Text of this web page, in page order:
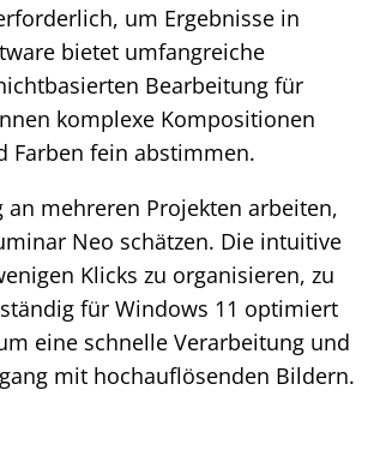
um Ergebnisse in
bietet umfangreiche
Bearbeitung für
komplexe Kompositionen
Farben fein abstimmen.
mehreren Projekten arbeiten,
Neo schätzen. Die intuitive
Klicks zu organisieren, zu
für Windows 11 optimiert
eine schnelle Verarbeitung und
mit hochauflösenden Bildern.